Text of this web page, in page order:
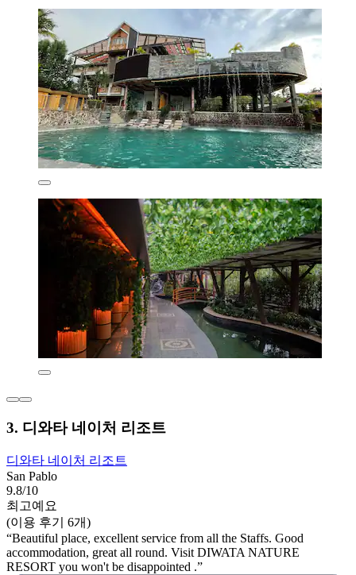
3. 디와타 네이처 리조트
디와타 네이처 리조트
San Pablo
9.8/10
최고예요
(이용 후기 6개)
“Beautiful place, excellent service from all the Staffs. Good
accommodation, great all round. Visit DIWATA NATURE
RESORT you won't be disappointed .”